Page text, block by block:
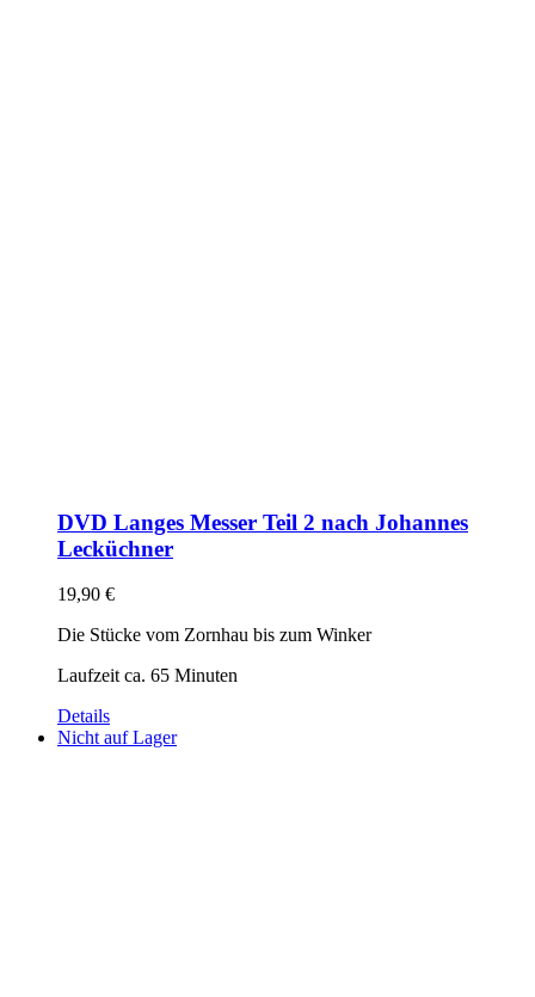
DVD Langes Messer Teil 2 nach Johannes
Lecküchner
19,90 €
Die Stücke vom Zornhau bis zum Winker
Laufzeit ca. 65 Minuten
Details
Nicht auf Lager